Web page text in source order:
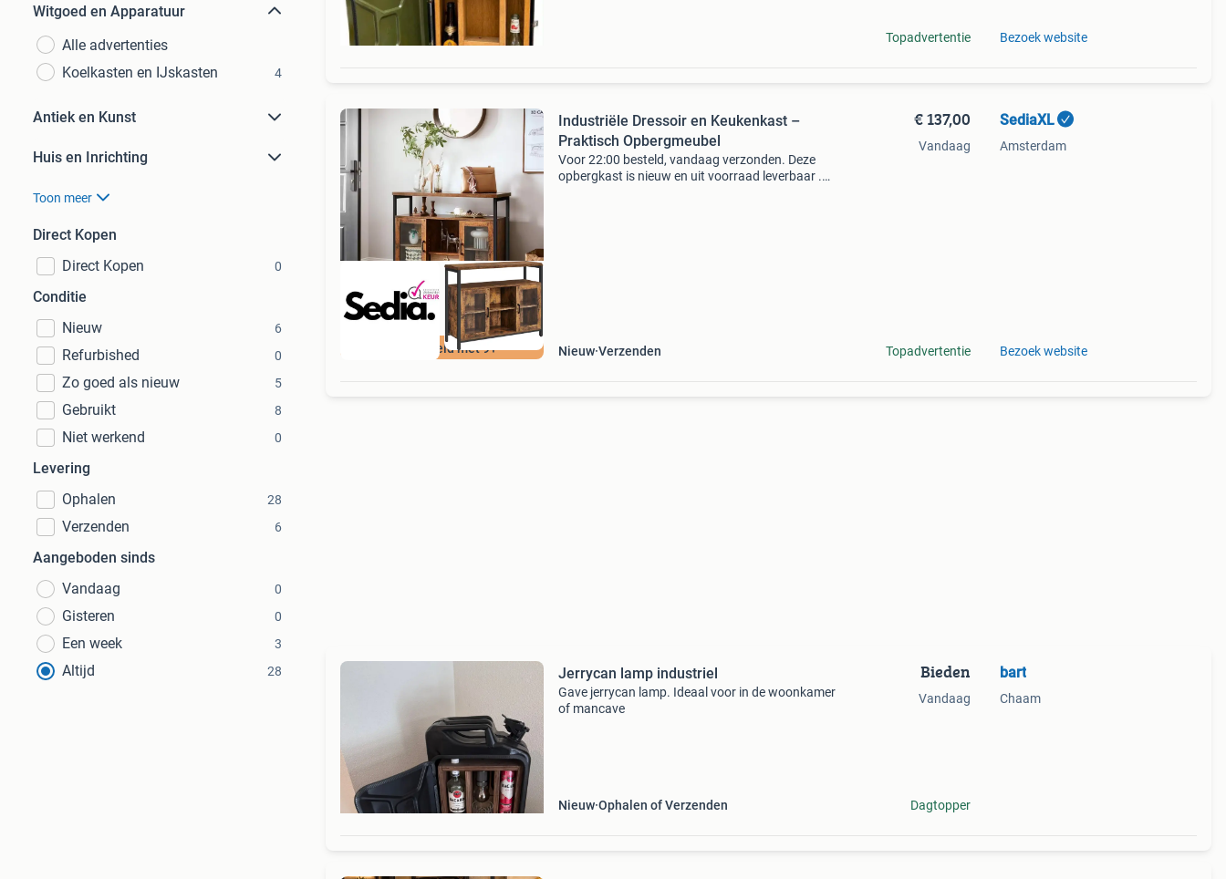
Witgoed en Apparatuur
Alle advertenties
Koelkasten en IJskasten
4
Antiek en Kunst
Huis en Inrichting
Toon meer
Direct Kopen
Direct Kopen
0
Conditie
Nieuw
6
Refurbished 0
Zo goed als nieuw 5
Gebruikt 8
Niet werkend 0
Levering
Ophalen
28
Verzenden 6
Aangeboden sinds
Vandaag
0
Gisteren 0
Een week 3
Altijd 28
Topadvertentie Bezoek website
Beoordeeld met 9+
Industriële Dressoir en Keukenkast –
Praktisch Opbergmeubel
Voor 22:00 besteld, vandaag verzonden. Deze
opbergkast is nieuw en uit voorraad leverbaar .
Nieuw Verzenden
€ 137,00
Vandaag
Topadvertentie
SediaXL
Amsterdam
Bezoek website
Jerrycan lamp industriel
Gave jerrycan lamp. Ideaal voor in de woonkamer
of mancave
Nieuw Ophalen of Verzenden
Bieden
Vandaag
Dagtopper
bart
Chaam